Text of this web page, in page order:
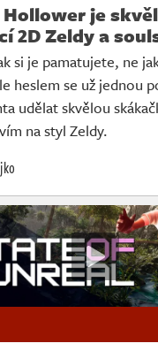
je
2D Zeldy a
si je pamatujete, ne
heslem se už jednou
udělat skvělou
na styl Zeldy.